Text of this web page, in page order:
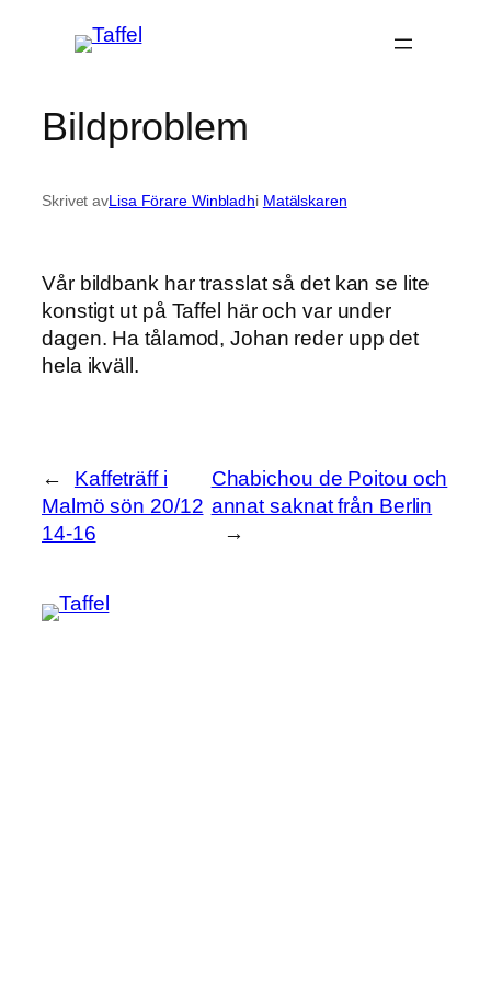
Bildproblem
Skrivet avLisa Förare Winbladhi Matälskaren
Vår bildbank har trasslat så det kan se lite
konstigt ut på Taffel här och var under
dagen. Ha tålamod, Johan reder upp det
hela ikväll.
←
Kaffeträff i
Malmö sön 20/12
14-16
Chabichou de Poitou och
annat saknat från Berlin
→